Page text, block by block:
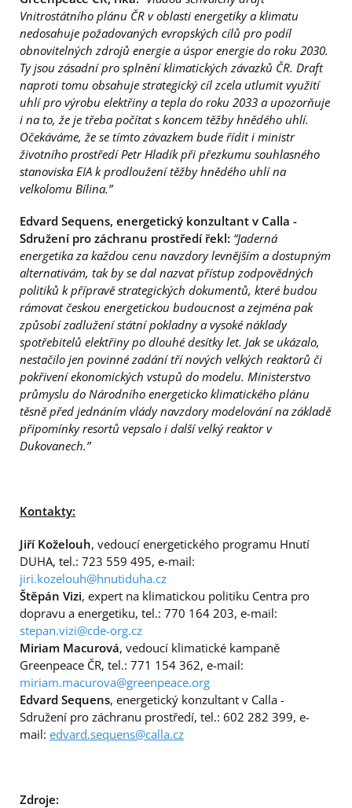
Vnitrostátního plánu ČR v oblasti energetiky a klimatu
nedosahuje požadovaných evropských cílů pro podíl
obnovitelných zdrojů energie a úspor energie do roku 2030.
Ty jsou zásadní pro splnění klimatických závazků ČR. Draft
naproti tomu obsahuje strategický cíl zcela utlumit využití
uhlí pro výrobu elektřiny a tepla do roku 2033 a upozorňuje
i na to, že je třeba počítat s koncem těžby hnědého uhlí.
Očekáváme, že se tímto závazkem bude řídit i ministr
životního prostředí Petr Hladík při přezkumu souhlasného
stanoviska EIA k prodloužení těžby hnědého uhlí na
velkolomu Bílina.”
Edvard Sequens, energetický konzultant v Calla -
Sdružení pro záchranu prostředí řekl: “Jaderná
energetika za každou cenu navzdory levnějším a dostupným
alternativám, tak by se dal nazvat přístup zodpovědných
politiků k přípravě strategických dokumentů, které budou
rámovat českou energetickou budoucnost a zejména pak
způsobí zadlužení státní pokladny a vysoké náklady
spotřebitelů elektřiny po dlouhé desítky let. Jak se ukázalo,
nestačilo jen povinné zadání tří nových velkých reaktorů či
pokřivení ekonomických vstupů do modelu. Ministerstvo
průmyslu do Národního energeticko klimatického plánu
těsně před jednáním vlády navzdory modelování na základě
připomínky resortů vepsalo i další velký reaktor v
Dukovanech.”
Kontakty:
Jiří Koželouh, vedoucí energetického programu Hnutí
DUHA, tel.: 723 559 495, e-mail:
jiri.kozelouh@hnutiduha.cz
Štěpán Vizi, expert na klimatickou politiku Centra pro
dopravu a energetiku, tel.: 770 164 203, e-mail:
stepan.vizi@cde-org.cz
Miriam Macurová, vedoucí klimatické kampaně
Greenpeace ČR, tel.: 771 154 362, e-mail:
miriam.macurova@greenpeace.org
Edvard Sequens, energetický konzultant v Calla -
Sdružení pro záchranu prostředí, tel.: 602 282 399, e-
mail: edvard.sequens@calla.cz
Zdroje: